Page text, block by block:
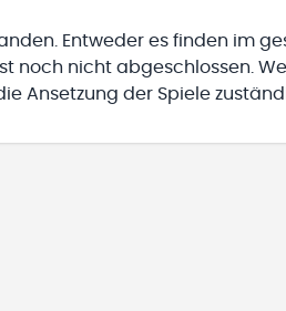
Entweder es finden im
noch nicht abgeschlossen.
Ansetzung der Spiele